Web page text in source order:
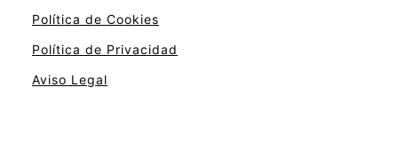
Política de Cookies
Política de Privacidad
Aviso Legal